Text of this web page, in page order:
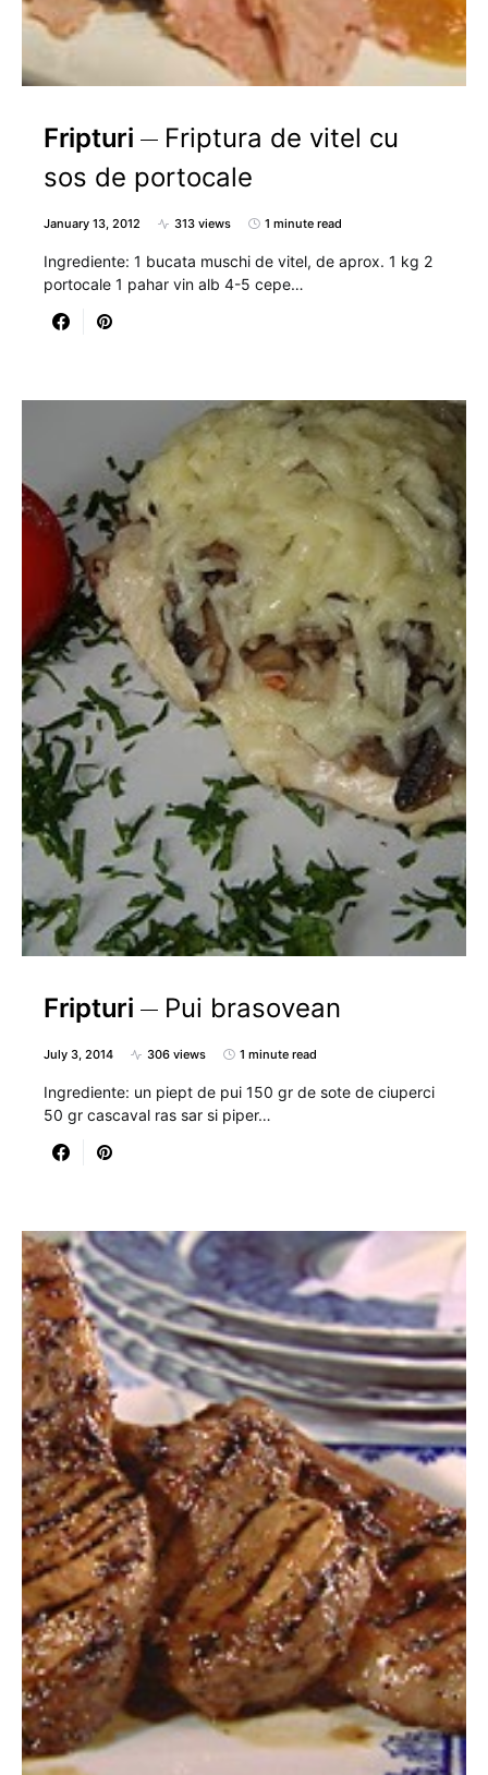
Fripturi
Friptura de vitel cu
sos de portocale
January 13, 2012 313 views 1 minute read
Ingrediente: 1 bucata muschi de vitel, de aprox. 1 kg 2
portocale 1 pahar vin alb 4-5 cepe…
Fripturi Pui brasovean
July 3, 2014 306 views 1 minute read
Ingrediente: un piept de pui 150 gr de sote de ciuperci
50 gr cascaval ras sar si piper…